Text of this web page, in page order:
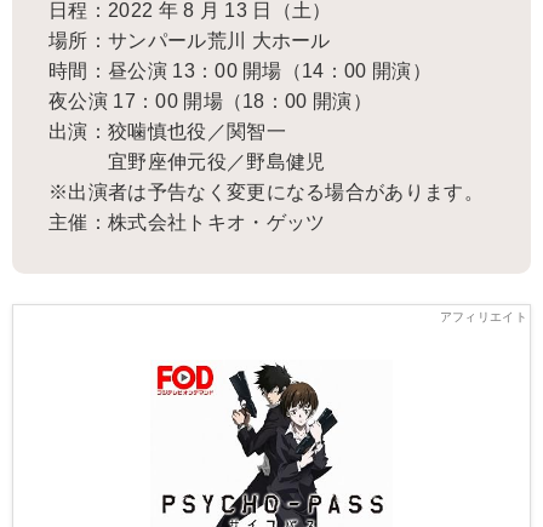
日程：2022 年 8 月 13 日（土）
場所：サンパール荒川 大ホール
時間：昼公演 13：00 開場（14：00 開演）
夜公演 17：00 開場（18：00 開演）
出演：狡噛慎也役／関智一
宜野座伸元役／野島健児
※出演者は予告なく変更になる場合があります。
主催：株式会社トキオ・ゲッツ